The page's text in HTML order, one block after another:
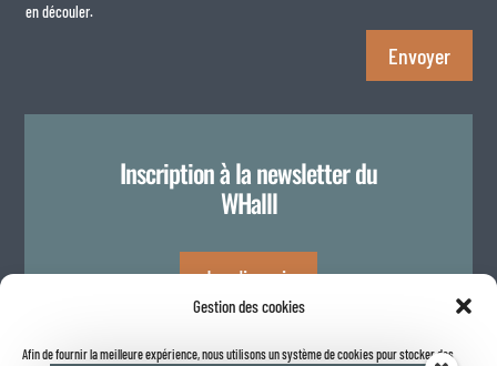
Gestion des cookies
Afin de fournir la meilleure expérience, nous utilisons un système de cookies pour stocker des
en découler.
Envoyer
Inscription à la newsletter du
WHalll
Je m'inscris